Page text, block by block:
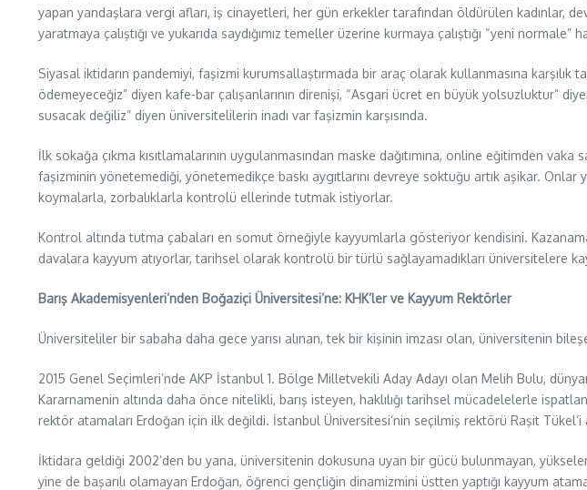
yapan yandaşlara vergi afları, iş cinayetleri, her gün erkekler tarafından öldürülen kadınlar,
yaratmaya çalıştığı ve yukarıda saydığımız temeller üzerine kurmaya çalıştığı “yeni normale”
Siyasal iktidarın pandemiyi, faşizmi kurumsallaştırmada bir araç olarak kullanmasına karşılık
ödemeyeceğiz” diyen kafe-bar çalışanlarının direnişi, “Asgari ücret en büyük yolsuzluktur” diyen
susacak değiliz” diyen üniversitelilerin inadı var faşizmin karşısında.
İlk sokağa çıkma kısıtlamalarının uygulanmasından maske dağıtımına, online eğitimden
faşizminin yönetemediği, yönetemedikçe baskı aygıtlarını devreye soktuğu artık aşikar.
koymalarla, zorbalıklarla kontrolü ellerinde tutmak istiyorlar.
Kontrol altında tutma çabaları en somut örneğiyle kayyumlarla gösteriyor kendisini.
davalara kayyum atıyorlar, tarihsel olarak kontrolü bir türlü sağlayamadıkları üniversitelere
Barış Akademisyenleri’nden Boğaziçi Üniversitesi’ne: KHK’ler ve Kayyum Rektörler
Üniversiteliler bir sabaha daha gece yarısı alınan, tek bir kişinin imzası olan, üniversitenin
2015 Genel Seçimleri’nde AKP İstanbul 1. Bölge Milletvekili Aday Adayı olan Melih Bulu,
Kararnamenin altında daha önce nitelikli, barış isteyen, haklılığı tarihsel mücadelelerle
rektör atamaları Erdoğan için ilk değildi. İstanbul Üniversitesi’nin seçilmiş rektörü Raşit
İktidara geldiği 2002’den bu yana, üniversitenin dokusuna uyan bir gücü bulunmayan,
yine de başarılı olamayan Erdoğan, öğrenci gençliğin dinamizmini üstten yaptığı kayyum